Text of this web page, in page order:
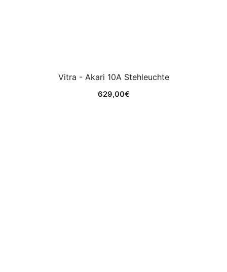
Vitra - Akari 10A Stehleuchte
629,00€